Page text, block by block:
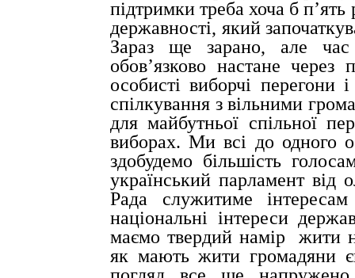
підтримки треба хоча б п’ять
державності, який
Зараз ще зарано, але
обов’язково настане
особисті виборчі перегони
спілкування з вільними
для майбутньої спільної
виборах. Ми всі до одного
здобудемо більшість
український парламент від
Рада служитиме
національні інтереси
маємо твердий намір
жити
як мають жити громадяни